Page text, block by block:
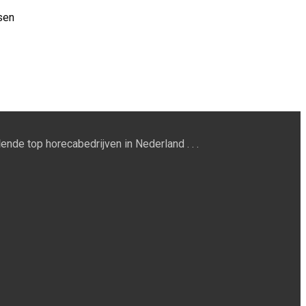
top horecabedrijven in Nederland . . .